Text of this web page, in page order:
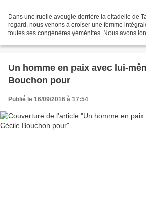
Dans une ruelle aveugle derrière la citadelle de
regard, nous venons à croiser une femme
toutes ses congénères yéménites. Nous avons
Un homme en paix avec lui-
Bouchon pour
Publié le 16/09/2016 à 17:54